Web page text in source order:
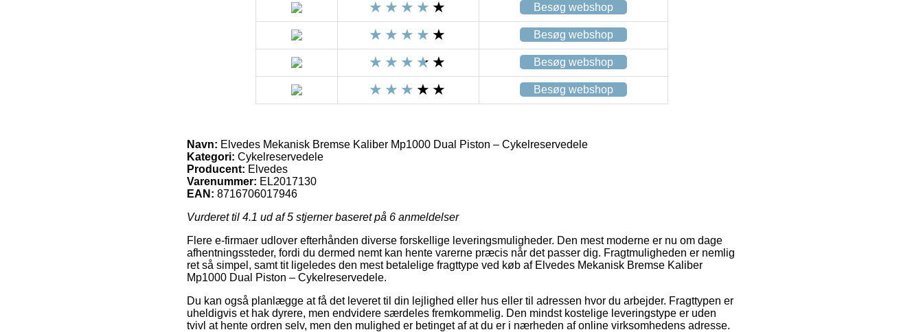
Besøg webshop
Besøg webshop
Besøg webshop
Besøg webshop
Navn: Elvedes Mekanisk Bremse Kaliber Mp1000 Dual Piston – Cykelreservedele
Kategori: Cykelreservedele
Producent: Elvedes
Varenummer: EL2017130
EAN: 8716706017946
Vurderet til 4.1 ud af 5 stjerner baseret på 6 anmeldelser
Flere e-firmaer udlover efterhånden diverse forskellige leveringsmuligheder. Den mest moderne er nu om dage
afhentningssteder, fordi du dermed nemt kan hente varerne præcis når det passer dig. Fragtmuligheden er nemlig
ret så simpel, samt tit ligeledes den mest betalelige fragttype ved køb af Elvedes Mekanisk Bremse Kaliber
Mp1000 Dual Piston – Cykelreservedele.
Du kan også planlægge at få det leveret til din lejlighed eller hus eller til adressen hvor du arbejder. Fragttypen er
uheldigvis et hak dyrere, men endvidere særdeles fremkommelig. Den mindst kostelige leveringstype er uden
tvivl at hente ordren selv, men den mulighed er betinget af at du er i nærheden af online virksomhedens adresse.